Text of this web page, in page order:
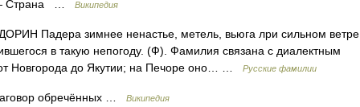
Страна … Википедия
Падера зимнее ненастье, метель, вьюга лри сильном ветре.
в такую непогоду. (Ф). Фамилия связана с диалектным
Новгорода до Якутии; на Печоре оно… …
Русские фамилии
обречённых … Википедия